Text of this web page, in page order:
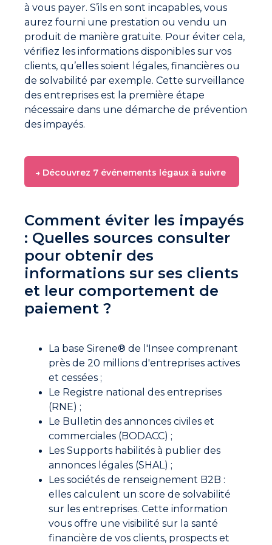
à vous payer. S’ils en sont incapables, vous
aurez fourni une prestation ou vendu un
produit de manière gratuite. Pour éviter cela,
vérifiez les informations disponibles sur vos
clients, qu’elles soient légales, financières ou
de solvabilité par exemple. Cette surveillance
des entreprises est la première étape
nécessaire dans une démarche de prévention
des impayés.
→ Découvrez 7 événements légaux à suivre
Comment éviter les impayés
: Quelles sources consulter
pour obtenir des
informations sur ses clients
et leur comportement de
paiement ?
La base Sirene® de l'Insee comprenant
près de 20 millions d'entreprises actives
et cessées ;
Le Registre national des entreprises
(RNE) ;
Le Bulletin des annonces civiles et
commerciales (BODACC) ;
Les Supports habilités à publier des
annonces légales (SHAL) ;
Les sociétés de renseignement B2B :
elles calculent un score de solvabilité
sur les entreprises. Cette information
vous offre une visibilité sur la santé
financière de vos clients, prospects et